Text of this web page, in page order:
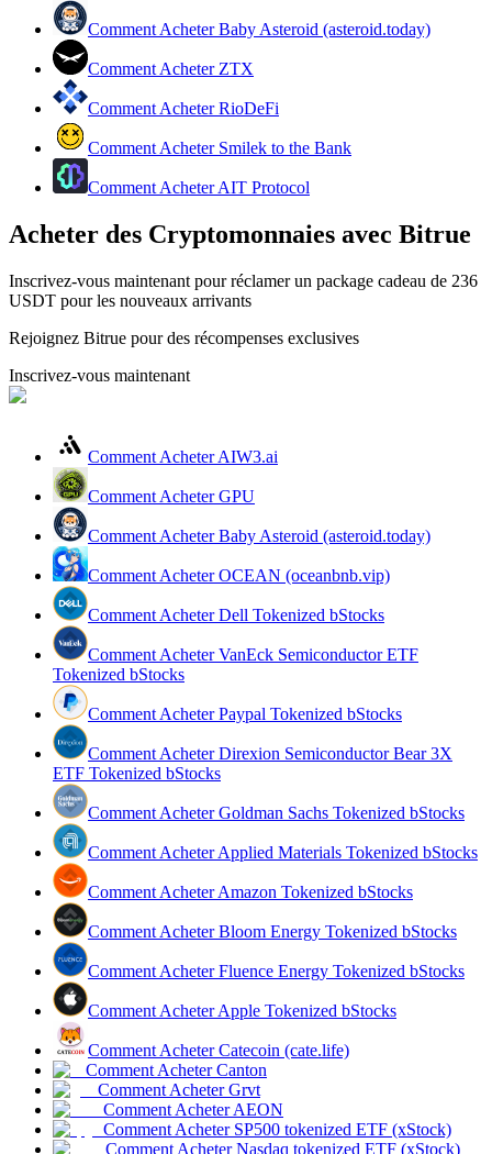
Information
Analyse de mégadonnées, y compris des informations
commerciales, etc.
Guide
Guide de démarrage des contrats à terme
Stratégies de trading
Apprenez à rester rentable
Gagner
Cochon de puissance
Gagnez quotidiennement des récompenses compétitives
Comment Acheter Baby Asteroid (asteroid.today)
Comment Acheter ZTX
Comment Acheter RioDeFi
Comment Acheter Smilek to the Bank
Comment Acheter AIT Protocol
Acheter des Cryptomonnaies avec Bitrue
Inscrivez-vous maintenant pour réclamer un package cadeau de 236
USDT pour les nouveaux arrivants
Rejoignez Bitrue pour des récompenses exclusives
Inscrivez-vous maintenant
Comment Acheter AIW3.ai
Comment Acheter GPU
Comment Acheter Baby Asteroid (asteroid.today)
Comment Acheter OCEAN (oceanbnb.vip)
Comment Acheter Dell Tokenized bStocks
Comment Acheter VanEck Semiconductor ETF
Tokenized bStocks
Comment Acheter Paypal Tokenized bStocks
Comment Acheter Direxion Semiconductor Bear 3X
ETF Tokenized bStocks
Comment Acheter Goldman Sachs Tokenized bStocks
Comment Acheter Applied Materials Tokenized bStocks
Comment Acheter Amazon Tokenized bStocks
Comment Acheter Bloom Energy Tokenized bStocks
Comment Acheter Fluence Energy Tokenized bStocks
Comment Acheter Apple Tokenized bStocks
Comment Acheter Catecoin (cate.life)
Comment Acheter Canton
Comment Acheter Grvt
Comment Acheter AEON
Comment Acheter SP500 tokenized ETF (xStock)
Comment Acheter Nasdaq tokenized ETF (xStock)